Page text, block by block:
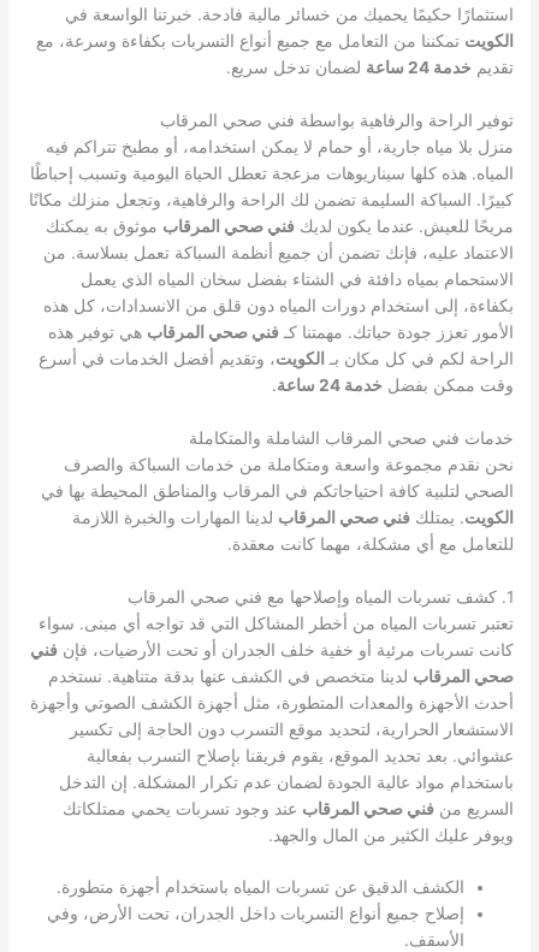
استثمارًا حكيمًا يحميك من خسائر مالية فادحة. خبرتنا الواسعة في
الكويت تمكننا من التعامل مع جميع أنواع التسربات بكفاءة وسرعة، مع
تقديم خدمة 24 ساعة لضمان تدخل سريع.
توفير الراحة والرفاهية بواسطة فني صحي المرقاب
منزل بلا مياه جارية، أو حمام لا يمكن استخدامه، أو مطبخ تتراكم فيه
المياه. هذه كلها سيناريوهات مزعجة تعطل الحياة اليومية وتسبب إحباطًا
كبيرًا. السباكة السليمة تضمن لك الراحة والرفاهية، وتجعل منزلك مكانًا
مريحًا للعيش. عندما يكون لديكفني صحي المرقاب موثوق به يمكنك
الاعتماد عليه، فإنك تضمن أن جميع أنظمة السباكة تعمل بسلاسة. من
الاستحمام بمياه دافئة في الشتاء بفضل سخان المياه الذي يعمل
بكفاءة، إلى استخدام دورات المياه دون قلق من الانسدادات، كل هذه
الأمور تعزز جودة حياتك. مهمتنا كـفني صحي المرقاب هي توفير هذه
الراحة لكم في كل مكان بـ الكويت، وتقديم أفضل الخدمات في أسرع
وقت ممكن بفضل خدمة 24 ساعة .
خدمات فني صحي المرقاب الشاملة والمتكاملة
نحن نقدم مجموعة واسعة ومتكاملة من خدمات السباكة والصرف
الصحي لتلبية كافة احتياجاتكم في المرقاب والمناطق المحيطة بها في
الكويت. يمتلكفني صحي المرقاب لدينا المهارات والخبرة اللازمة
للتعامل مع أي مشكلة، مهما كانت معقدة.
1. كشف تسربات المياه وإصلاحها مع فني صحي المرقاب
تعتبر تسربات المياه من أخطر المشاكل التي قد تواجه أي مبنى. سواء
كانت تسربات مرئية أو خفية خلف الجدران أو تحت الأرضيات، فإنفني
صحي المرقاب لدينا متخصص في الكشف عنها بدقة متناهية. نستخدم
أحدث الأجهزة والمعدات المتطورة، مثل أجهزة الكشف الصوتي وأجهزة
الاستشعار الحرارية، لتحديد موقع التسرب دون الحاجة إلى تكسير
عشوائي. بعد تحديد الموقع، يقوم فريقنا بإصلاح التسرب بفعالية
باستخدام مواد عالية الجودة لضمان عدم تكرار المشكلة. إن التدخل
السريع منفني صحي المرقاب عند وجود تسربات يحمي ممتلكاتك
ويوفر عليك الكثير من المال والجهد.
الكشف الدقيق عن تسربات المياه باستخدام أجهزة متطورة.
إصلاح جميع أنواع التسربات داخل الجدران، تحت الأرض، وفي
الأسقف.